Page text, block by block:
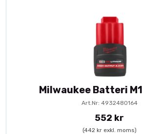
Milwaukee Batteri
Art.Nr: 4932480164
552 kr
(442 kr exkl. moms)